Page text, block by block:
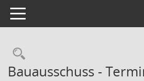
Toggle navigation
Rechercheauswahl
Bauausschuss -